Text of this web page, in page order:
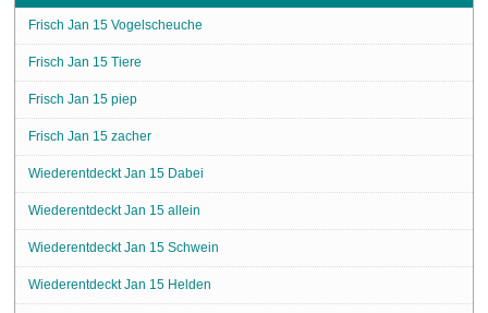
Frisch Jan 15 Vogelscheuche
Frisch Jan 15 Tiere
Frisch Jan 15 piep
Frisch Jan 15 zacher
Wiederentdeckt Jan 15 Dabei
Wiederentdeckt Jan 15 allein
Wiederentdeckt Jan 15 Schwein
Wiederentdeckt Jan 15 Helden